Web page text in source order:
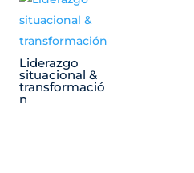
Liderazgo
situacional &
transformació
n